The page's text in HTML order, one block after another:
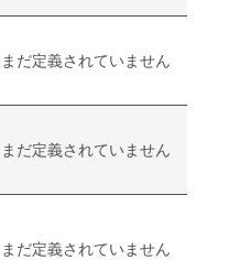
まだ定義されていません
まだ定義されていません
まだ定義されていません